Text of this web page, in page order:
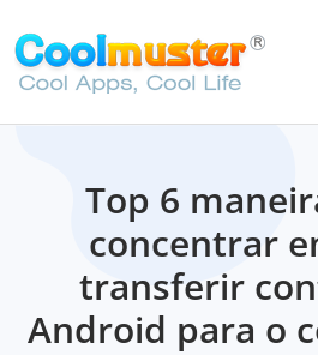
Top 6
concentrar
transferir
Android para o